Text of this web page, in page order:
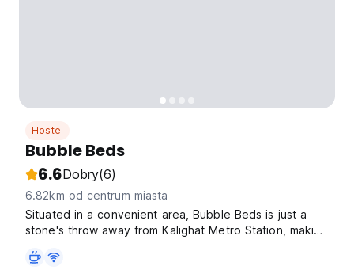
Hostel
Bubble Beds
6.6Dobry(6)
6.82km od centrum miasta
Situated in a convenient area, Bubble Beds is just a
stone's throw away from Kalighat Metro Station, making
Kolkata. It's also close to Bus and auto (tuktuk) stop.